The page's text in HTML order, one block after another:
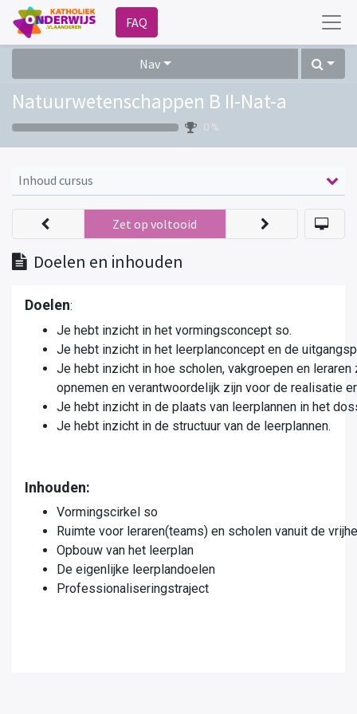
FAQ
Nav
Natuurwetenschappen B II-Nat-a
0 %
Inhoud cursus
Doelen en inhouden
Zet op voltooid
Doelen:
Je hebt inzicht in het vormingsconcept so.
Je hebt inzicht in het leerplanconcept en de
Je hebt inzicht in hoe scholen, vakgroepen en
opnemen en verantwoordelijk zijn voor de realisatie
Je hebt inzicht in de plaats van leerplannen in het
Je hebt inzicht in de structuur van de leerplannen.
Inhouden:
Vormingscirkel so
Ruimte voor leraren(teams) en scholen vanuit de
Opbouw van het leerplan
De eigenlijke leerplandoelen
Professionaliseringstraject